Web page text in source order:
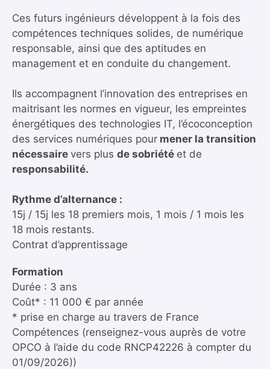
Ces futurs ingénieurs développent à la fois des
compétences techniques solides, de numérique
responsable, ainsi que des aptitudes en
management et en conduite du changement.
Ils accompagnent l’innovation des entreprises en
maitrisant les normes en vigueur, les empreintes
énergétiques des technologies IT, l’écoconception
des services numériques pour mener la transition
nécessaire vers plus de sobriété et de
responsabilité.
Rythme d’alternance :
15j / 15j les 18 premiers mois, 1 mois / 1 mois les
18 mois restants.
Contrat d’apprentissage
Formation
Durée : 3 ans
Coût* : 11 000 € par année
* prise en charge au travers de France
Compétences (renseignez-vous auprès de votre
OPCO à l’aide du code RNCP42226 à compter du
01/09/2026))